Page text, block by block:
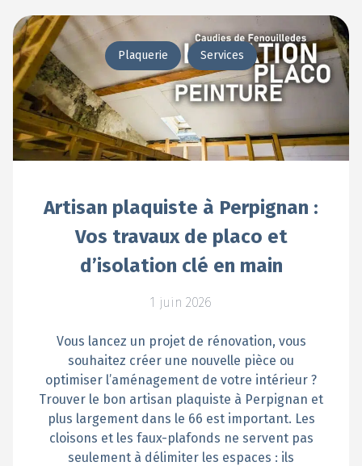
Plaquerie Services
Artisan plaquiste à Perpignan :
Vos travaux de placo et
d’isolation clé en main
1 juin 2026
Vous lancez un projet de rénovation, vous
souhaitez créer une nouvelle pièce ou
optimiser l’aménagement de votre intérieur ?
Trouver le bon artisan plaquiste à Perpignan et
plus largement dans le 66 est important. Les
cloisons et les faux-plafonds ne servent pas
seulement à délimiter les espaces : ils